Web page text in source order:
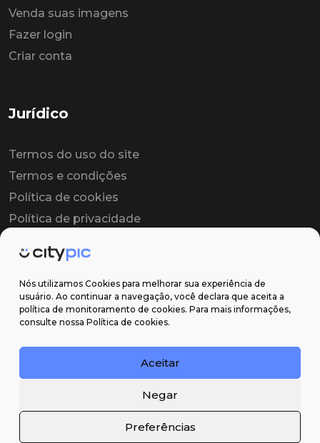
Nós utilizamos Cookies para melhorar sua experiência de
usuário. Ao continuar a navegação, você declara que aceita a
política de monitoramento de cookies. Para mais informações,
consulte nossa Política de cookies.
Aceitar
Negar
Preferências
Venda suas imagens
Fazer login
Criar conta
Jurídico
Termos do uso do site
Termos e condições
Política de cookies
Política de privacidade
Contrato de licença
Suporte
Email: contato@citypic.com.br